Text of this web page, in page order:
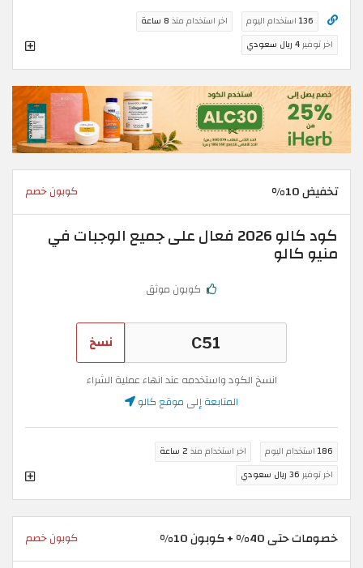
136 استخدام اليوم اخر استخدام منذ 8 ساعة
اخر توفير4 ريال سعودي
تخفيض 10% كوبون خصم
كود كالو 2026 فعال على جميع الوجبات في
منيو كالو
كوبون موثق
نسخ
انسخ الكود واستخدمه عند انهاء عملية الشراء
المتابعة إلى موقع كالو
186 استخدام اليوم اخر استخدام منذ 2 ساعة
اخر توفير 36 ريال سعودي
خصومات حتى 40% + كوبون 10% كوبون خصم